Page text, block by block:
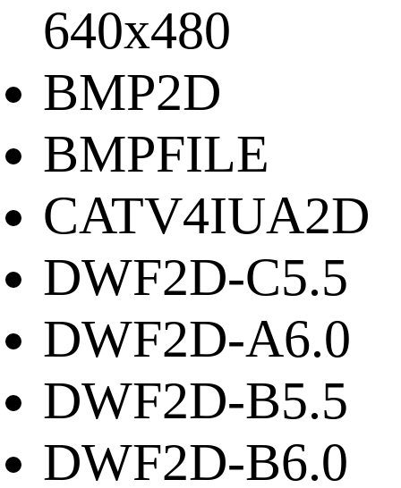
640x480
BMP2D
BMPFILE
CATV4IUA2D
DWF2D-C5.5
DWF2D-A6.0
DWF2D-B5.5
DWF2D-B6.0